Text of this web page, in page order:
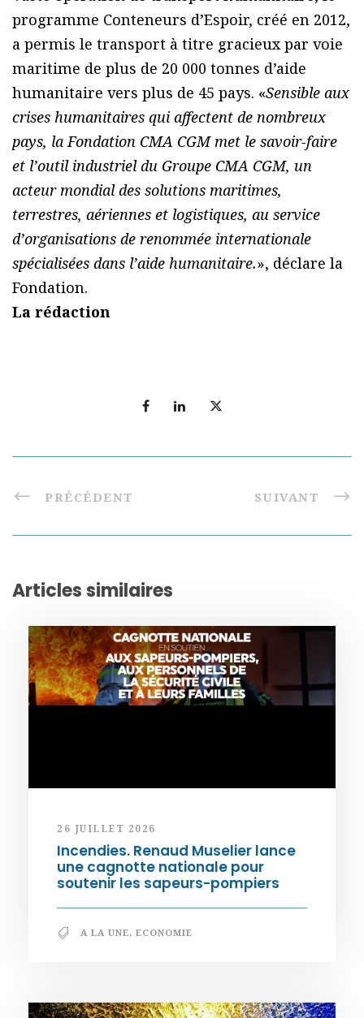
programme Conteneurs d’Espoir, créé en 2012,
a permis le transport à titre gracieux par voie
maritime de plus de 20 000 tonnes d’aide
humanitaire vers plus de 45 pays. «Sensible aux
crises humanitaires qui affectent de nombreux
pays, la Fondation CMA CGM met le savoir-faire
et l’outil industriel du Groupe CMA CGM, un
acteur mondial des solutions maritimes,
terrestres, aériennes et logistiques, au service
d’organisations de renommée internationale
spécialisées dans l’aide humanitaire.», déclare la
Fondation.
La rédaction
PRÉCÉDENT SUIVANT
Articles similaires
26 JUILLET 2026
Incendies. Renaud Muselier lance
une cagnotte nationale pour
soutenir les sapeurs-pompiers
A LA UNE, ECONOMIE